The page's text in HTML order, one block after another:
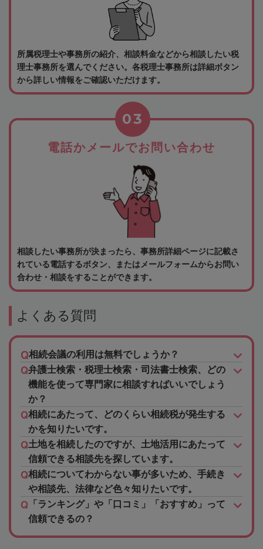
所属税理士や事務所の紹介、相談料金などから相談したい税
理士事務所を選んでください。各税理士事務所は詳細ボタン
から詳しい情報をご確認いただけます。
電話かメールでお問い合わせ
03
相談したい事務所が決まったら、事務所詳細ページに記載さ
れている電話するボタン、またはメールフォームからお問い
合わせ・相談をすることができます。
よくある質問
相続会議の利用は無料でしょうか？
弁護士検索・税理士検索・司法書士検索、どの
機能を使って専門家に相談すればいいでしょう
か？
相続にあたって、どのくらい相続税が発生する
かを知りたいです。
土地を相続したのですが、土地活用にあたって
信頼できる相談先を探しています。
相続についてわからない事が多いため、手続き
や相談先、法律など色々知りたいです。
「ランキング」や「口コミ」「おすすめ」って
信頼できるの？